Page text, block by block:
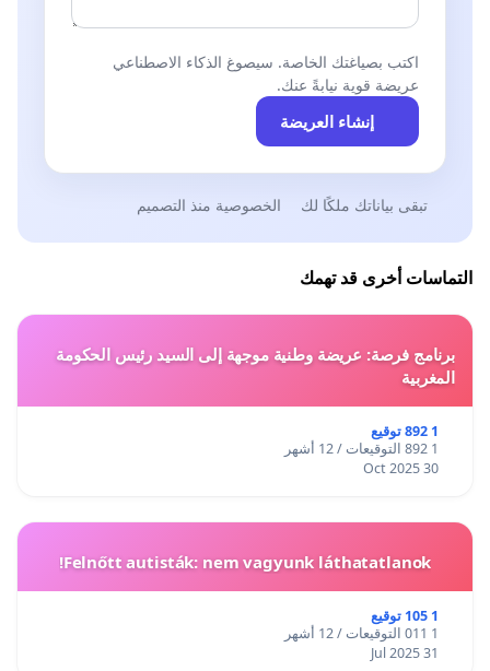
اكتب بصياغتك الخاصة. سيصوغ الذكاء الاصطناعي
عريضة قوية نيابةً عنك.
إنشاء العريضة
تبقى بياناتك ملكًا لك الخصوصية منذ التصميم
التماسات أخرى قد تهمك
برنامج فرصة: عريضة وطنية موجهة إلى السيد رئيس الحكومة
المغربية
1 892 توقيع
1 892 التوقيعات / 12 أشهر
30 Oct 2025
Felnőtt autisták: nem vagyunk láthatatlanok!
1 105 توقيع
1 011 التوقيعات / 12 أشهر
31 Jul 2025